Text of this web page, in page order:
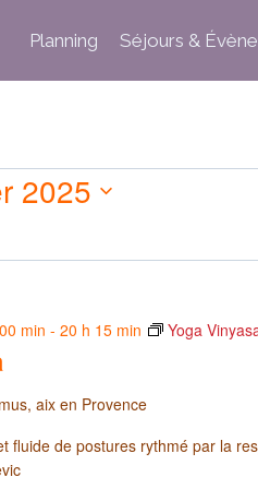
Planning Séjours &
2025
min -20 h 15 min Yoga
aix en Provence
fluide de postures rythmé par la